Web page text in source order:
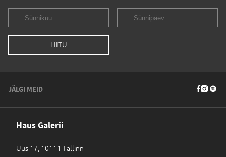
JÄLGI MEID
Haus Galerii
Uus 17, 10111 Tallinn